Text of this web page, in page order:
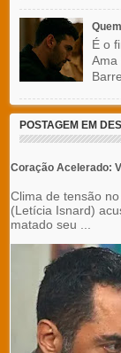
É o
Ama
POSTAGEM EM
Coração Acelerado:
Clima de tensão
(Letícia Isnard)
matado seu ...